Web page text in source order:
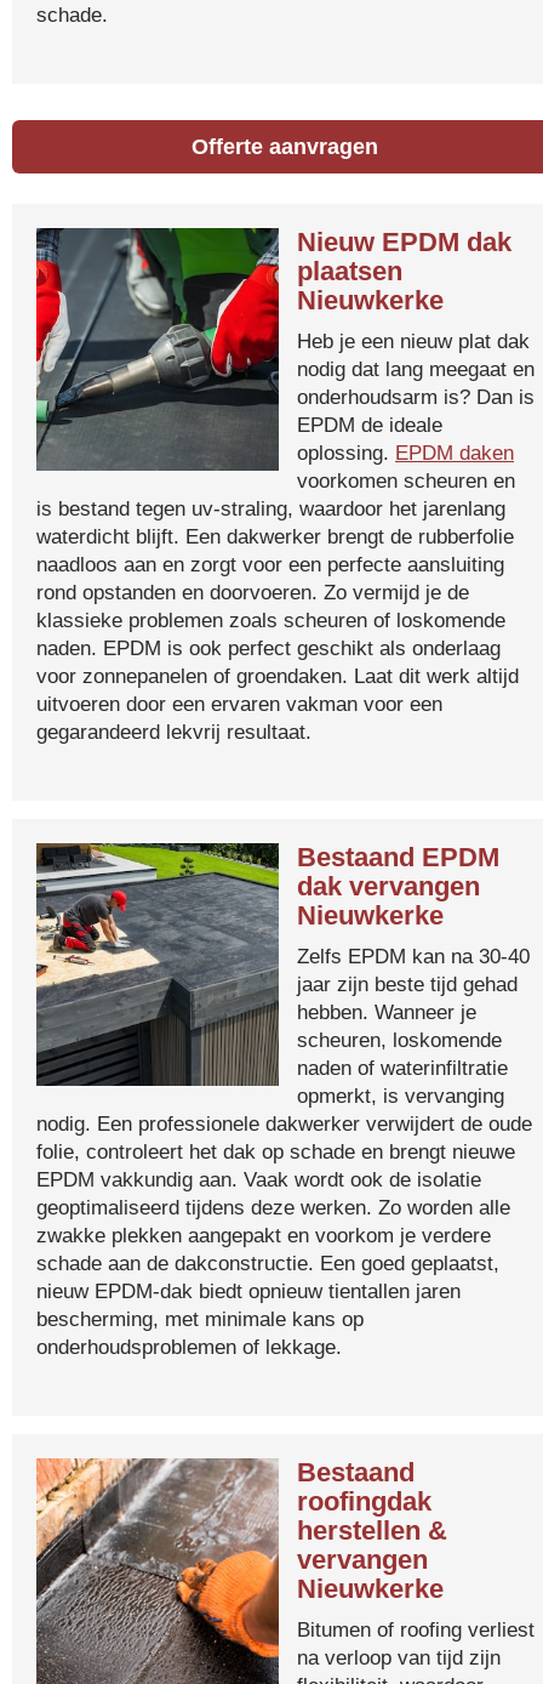
schade.
Offerte aanvragen
Nieuw EPDM dak
plaatsen
Nieuwkerke
Heb je een nieuw plat dak
nodig dat lang meegaat en
onderhoudsarm is? Dan is
EPDM de ideale
oplossing. EPDM daken
voorkomen scheuren en
is bestand tegen uv-straling, waardoor het jarenlang
waterdicht blijft. Een dakwerker brengt de rubberfolie
naadloos aan en zorgt voor een perfecte aansluiting
rond opstanden en doorvoeren. Zo vermijd je de
klassieke problemen zoals scheuren of loskomende
naden. EPDM is ook perfect geschikt als onderlaag
voor zonnepanelen of groendaken. Laat dit werk altijd
uitvoeren door een ervaren vakman voor een
gegarandeerd lekvrij resultaat.
Bestaand EPDM
dak vervangen
Nieuwkerke
Zelfs EPDM kan na 30-40
jaar zijn beste tijd gehad
hebben. Wanneer je
scheuren, loskomende
naden of waterinfiltratie
opmerkt, is vervanging
nodig. Een professionele dakwerker verwijdert de oude
folie, controleert het dak op schade en brengt nieuwe
EPDM vakkundig aan. Vaak wordt ook de isolatie
geoptimaliseerd tijdens deze werken. Zo worden alle
zwakke plekken aangepakt en voorkom je verdere
schade aan de dakconstructie. Een goed geplaatst,
nieuw EPDM-dak biedt opnieuw tientallen jaren
bescherming, met minimale kans op
onderhoudsproblemen of lekkage.
Bestaand
roofingdak
herstellen &
vervangen
Nieuwkerke
Bitumen of roofing verliest
na verloop van tijd zijn